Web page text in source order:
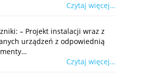
Czytaj więcej…
– Projekt instalacji wraz z
urządzeń z odpowiednią
Czytaj więcej…